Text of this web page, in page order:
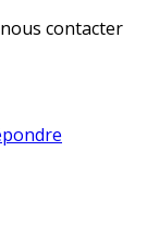
contacter